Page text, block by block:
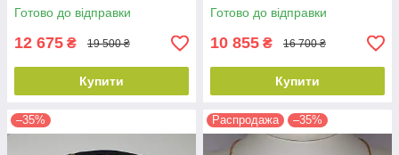
Готово до відправки
12 675 ₴ 19 500 ₴
Купити
Готово до відправки
10 855 ₴ 16 700 ₴
Купити
–35% Распродажа –35%